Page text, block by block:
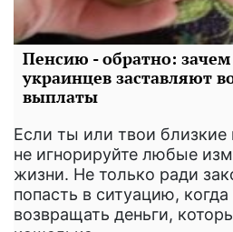
Пенсию - обратно:
украинцев заставляют
выплаты
Если ты или твои близкие
не игнорируйте любые
жизни. Не только ради
попасть в ситуацию, когда
возвращать деньги,